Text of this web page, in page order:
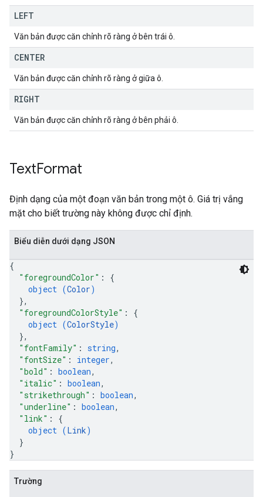
LEFT
Văn bản được căn chỉnh rõ ràng ở bên trái ô.
CENTER
Văn bản được căn chỉnh rõ ràng ở giữa ô.
RIGHT
Văn bản được căn chỉnh rõ ràng ở bên phải ô.
TextFormat
Định dạng của một đoạn văn bản trong một ô. Giá trị vắng
mặt cho biết trường này không được chỉ định.
Biểu diễn dưới dạng JSON
{
"foregroundColor" : {
object (Color)
},
"foregroundColorStyle" : {
object (ColorStyle)
},
"fontFamily" : string,
"fontSize" : integer,
"bold" : boolean,
"italic" : boolean,
"strikethrough" : boolean,
"underline" : boolean,
"link" : {
object (Link)
}
}
Trường